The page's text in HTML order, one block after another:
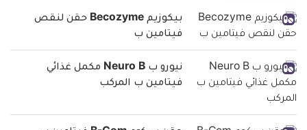
بيكوزيم Becozyme حقن لنقص
فيتامين ب
نيورو ب Neuro B مكمل غذائي
فيتامين ب المركب